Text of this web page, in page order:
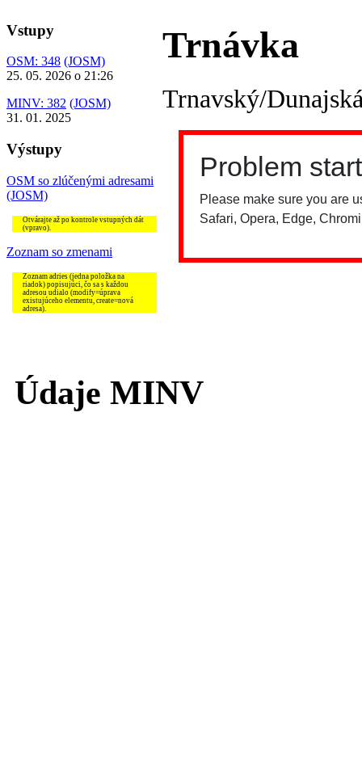
Vstupy
OSM: 348 (JOSM)
25. 05. 2026 o 21:26
MINV: 382 (JOSM)
31. 01. 2025
Výstupy
OSM so zlúčenými adresami
(JOSM)
Otvárajte až po kontrole vstupných dát
(vpravo).
Zoznam so zmenami
Zoznam adries (jedna položka na
riadok) popisujúci, čo sa s každou
adresou udialo (modify=úprava
existujúceho elementu, create=nová
adresa).
Trnávka
Trnavský/
Údaje MINV